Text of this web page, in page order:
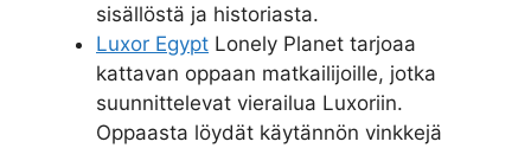
sisällöstä ja historiasta.
Luxor Egypt Lonely Planet tarjoaa
kattavan oppaan matkailijoille, jotka
suunnittelevat vierailua Luxoriin.
Oppaasta löydät käytännön vinkkejä